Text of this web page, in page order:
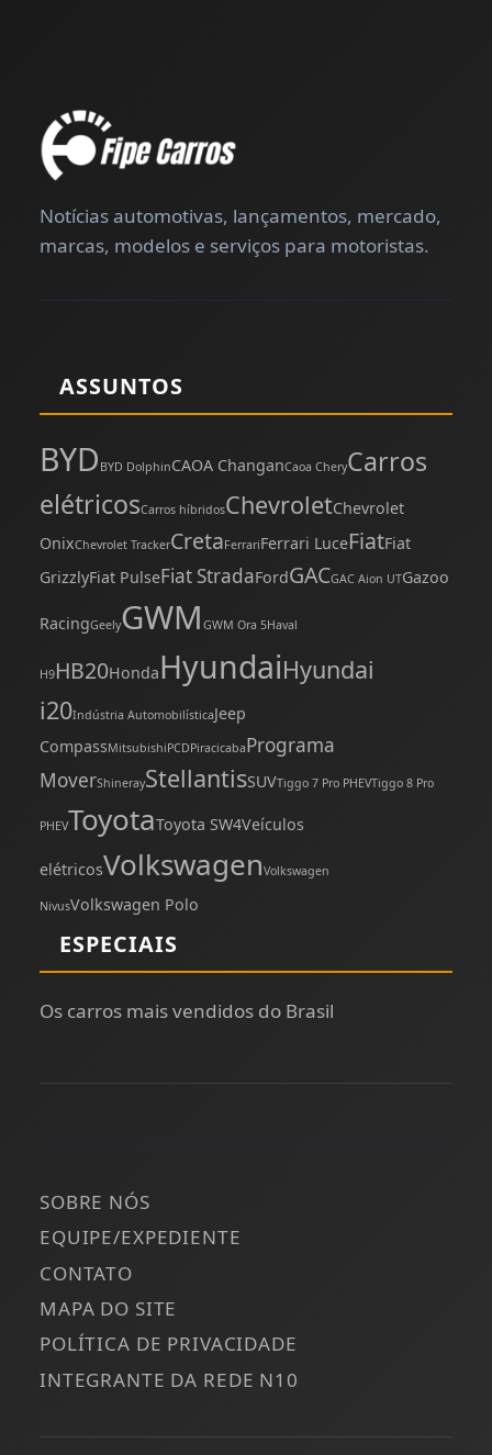
Notícias automotivas, lançamentos, mercado,
marcas, modelos e serviços para motoristas.
ASSUNTOS
BYD BYD DolphinCAOA ChanganCaoa CheryCarros
elétricosCarros híbridosChevroletChevrolet
OnixChevrolet TrackerCretaFerrariFerrari LuceFiatFiat
GrizzlyFiat PulseFiat StradaFordGACGAC Aion UTGazoo
RacingGeelyGWM GWM Ora 5Haval
H9HB20HondaHyundaiHyundai
i20Indústria AutomobilísticaJeep
CompassMitsubishiPCDPiracicabaPrograma
MoverShinerayStellantisSUVTiggo 7 Pro PHEVTiggo 8 Pro
PHEVToyotaToyota SW4Veículos
elétricosVolkswagenVolkswagen
NivusVolkswagen Polo
ESPECIAIS
Os carros mais vendidos do Brasil
SOBRE NÓS
EQUIPE/EXPEDIENTE
CONTATO
MAPA DO SITE
POLÍTICA DE PRIVACIDADE
INTEGRANTE DA REDE N10